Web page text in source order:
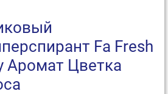
Fa Fresh
Аромат Цветка